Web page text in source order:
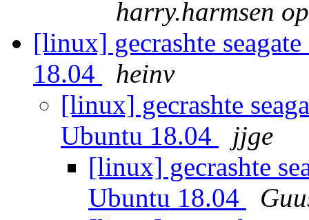
harry.harmsen
[linux] gecrashte
18.04
heinv
[linux] gecrashte
Ubuntu 18.04
jjge
[linux] gecrashte
Ubuntu 18.04